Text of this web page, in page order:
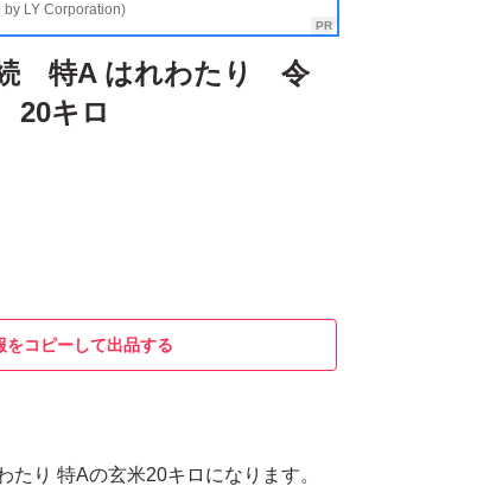
LY Corporation)
特A はれわたり 令
キロ
をコピーして出品する
たり 特Aの玄米20キロになります。